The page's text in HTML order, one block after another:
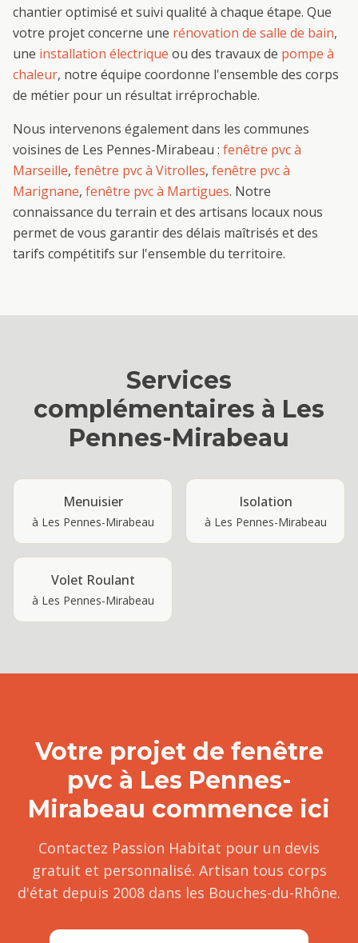
chantier optimisé et suivi qualité à chaque étape. Que
votre projet concerne une rénovation de salle de bain,
une installation électrique ou des travaux de pompe à
chaleur, notre équipe coordonne l'ensemble des corps
de métier pour un résultat irréprochable.
Nous intervenons également dans les communes
voisines de Les Pennes-Mirabeau : fenêtre pvcà
Marseille, fenêtre pvcà Vitrolles, fenêtre pvcà
Marignane, fenêtre pvcà Martigues. Notre
connaissance du terrain et des artisans locaux nous
permet de vous garantir des délais maîtrisés et des
tarifs compétitifs sur l'ensemble du territoire.
Services
complémentaires à Les
Pennes-Mirabeau
Menuisier
à Les Pennes-Mirabeau
Isolation
à Les Pennes-Mirabeau
Volet Roulant
à Les Pennes-Mirabeau
Votre projet de fenêtre
pvc à Les Pennes-
Mirabeau commence ici
Contactez Passion Habitat pour un devis
gratuit et personnalisé. Artisan tous corps
d'état depuis 2008 dans les Bouches-du-Rhône.